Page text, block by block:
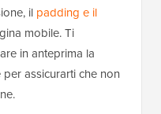
il padding e il
mobile. Ti
in anteprima la
assicurarti che non